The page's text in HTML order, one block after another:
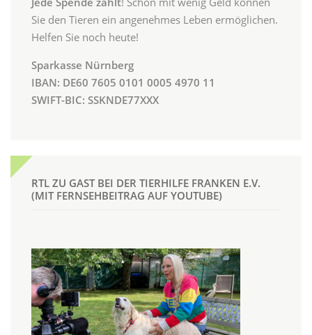
Sie den Tieren ein angenehmes Leben ermöglichen.
Helfen Sie noch heute!
Sparkasse Nürnberg
IBAN: DE60 7605 0101 0005 4970 11
SWIFT-BIC: SSKNDE77XXX
RTL ZU GAST BEI DER TIERHILFE FRANKEN E.V.
(MIT FERNSEHBEITRAG AUF YOUTUBE)